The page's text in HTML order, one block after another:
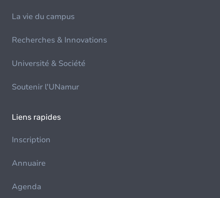
La vie du campus
Recherches & Innovations
Université & Société
Soutenir l'UNamur
Liens rapides
Inscription
Annuaire
Agenda